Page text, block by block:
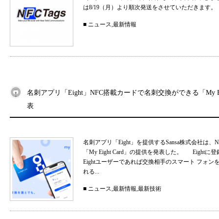
は8/19（月）より順次発送をさせていただき
■ ニュース,最新情報
名刺アプリ「Eight」NFC搭載カードで名刺交換ができる「My
表
名刺アプリ「Eight」を提供するSansa株式会社は
「My Eight Card」の提供を発表した。 Eightに
Eightユーザーであれば交換相手のスマート フォン
れる...
■ ニュース,最新情報,最新技術